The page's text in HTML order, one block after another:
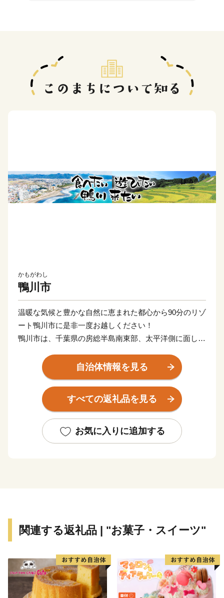
かもがわし
鴨川市
温暖な気候と豊かな自然に恵まれた都心から90分のリゾ
ート鴨川市に是非一度お越しください！
鴨川市は、千葉県の房総半島南東部、太平洋側に面し、
る嶺岡山系との間に、米どころとして知られる長狭平野
が開け、その平野が太平洋に面した地域に市街地が形成
温暖な気候と豊かな自然環境、新鮮で豊富な食材に代表
される貴重な自然資源はもとより、全国レベルの集客力
環境や特色ある保育・教育環境など、まちづくりの基盤
となる地域資源を多数有しています。
自治体情報を見る
すべての返礼品を見る
お気に入りに追加する
関連する返礼品 | "お菓子・スイーツ"